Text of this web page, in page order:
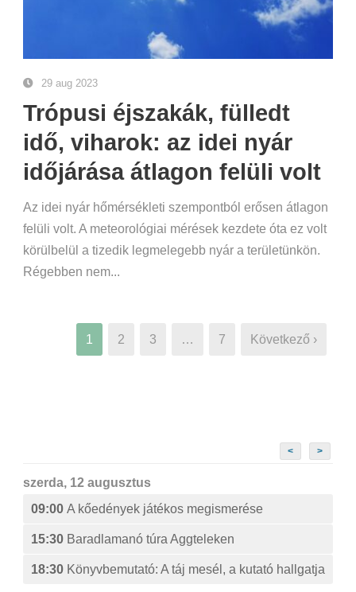
29 aug 2023
Trópusi éjszakák, fülledt
idő, viharok: az idei nyár
időjárása átlagon felüli volt
Az idei nyár hőmérsékleti szempontból erősen átlagon
felüli volt. A meteorológiai mérések kezdete óta ez volt
körülbelül a tizedik legmelegebb nyár a területünkön.
Régebben nem...
1 2 3 … 7 Következő ›
< >
szerda, 12 augusztus
09:00 A kőedények játékos megismerése
15:30 Baradlamanó túra Aggteleken
18:30 Könyvbemutató: A táj mesél, a kutató hallgatja